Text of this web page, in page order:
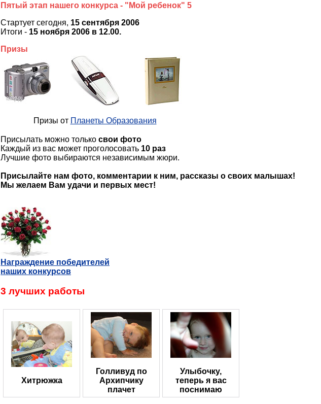
Пятый этап нашего конкурса - "Мой ребенок" 5
Стартует сегодня, 15 сентября 2006
Итоги - 15 ноября 2006 в 12.00.
Призы
Призы от Планеты Образования
Присылать можно только свои фото
Каждый из вас может проголосовать 10 раз
Лучшие фото выбираются независимым жюри.
Присылайте нам фото, комментарии к ним, рассказы о своих малышах!
Мы желаем Вам удачи и первых мест!
Награждение победителей
наших конкурсов
3 лучших работы
Хитрюжка
Голливуд по
Архипчику
плачет
Улыбочку,
теперь я вас
поснимаю